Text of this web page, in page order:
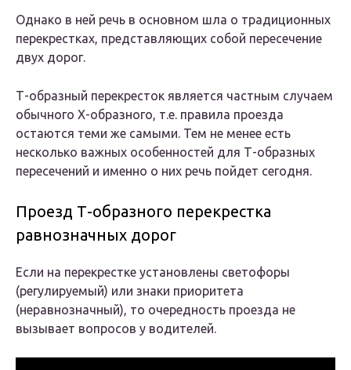
Однако в ней речь в основном шла о традиционных
перекрестках, представляющих собой пересечение
двух дорог.
Т-образный перекресток является частным случаем
обычного X-образного, т.е. правила проезда
остаются теми же самыми. Тем не менее есть
несколько важных особенностей для Т-образных
пересечений и именно о них речь пойдет сегодня.
Проезд Т-образного перекрестка
равнозначных дорог
Если на перекрестке установлены светофоры
(регулируемый) или знаки приоритета
(неравнозначный), то очередность проезда не
вызывает вопросов у водителей.